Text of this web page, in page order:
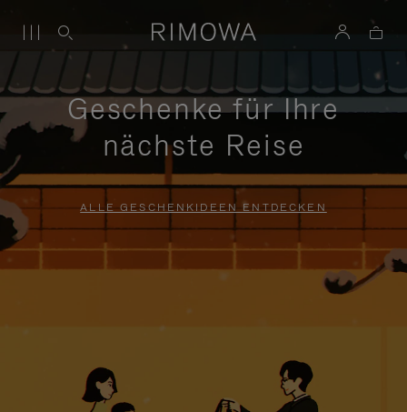
Geschenke für Ihre
nächste Reise
ALLE GESCHENKIDEEN ENTDECKEN